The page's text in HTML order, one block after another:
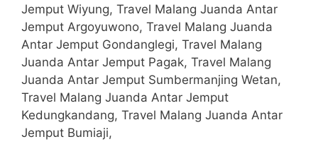
Jemput Wiyung, Travel Malang Juanda Antar
Jemput Argoyuwono, Travel Malang Juanda
Antar Jemput Gondanglegi, Travel Malang
Juanda Antar Jemput Pagak, Travel Malang
Juanda Antar Jemput Sumbermanjing Wetan,
Travel Malang Juanda Antar Jemput
Kedungkandang, Travel Malang Juanda Antar
Jemput Bumiaji,